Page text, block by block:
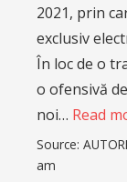
2021, prin
exclusiv
În loc de o
o ofensivă
noi… Read
Source:
am